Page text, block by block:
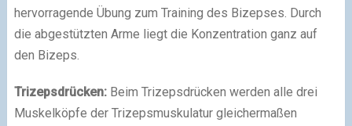
hervorragende Übung zum Training des Bizepses. Durch
die abgestützten Arme liegt die Konzentration ganz auf
den Bizeps.
Trizepsdrücken: Beim Trizepsdrücken werden alle drei
Muskelköpfe der Trizepsmuskulatur gleichermaßen